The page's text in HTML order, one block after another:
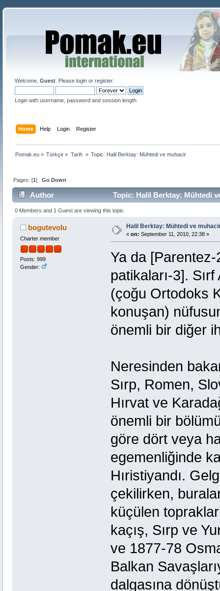
Welcome, Guest. Please loginor register.
Login with username, password and session length
Home Help Login Register
Pomak.eu » Türkçe » Tarih » Topic: Halil Berktay: Mühtedi ve muhacir
Pages: [1]Go Down
Author Topic: Halil Berktay: Mühtedi
0 Members and 1 Guest are viewing this topic.
bogutevolu
Charter member
Posts: 999
Gender:
Halil Berktay: Mühtedi ve
« on: September 11, 2010, 22:38 »
Ya da
patikaları-3].
(çoğu Ortodoks
konuşan)
önemli bir diğer
Neresinden
Sırp, Romen,
Hırvat ve
önemli bir
göre dört veya
egemenliğinde
Hıristiyandı.
çekilirken,
küçülen
kaçış, Sırp ve
ve 1877-78
Balkan
dalgasına